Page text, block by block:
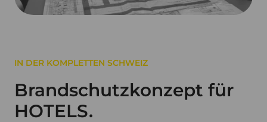
IN DER KOMPLETTEN SCHWEIZ
Brandschutzkonzept für
HOTELS.